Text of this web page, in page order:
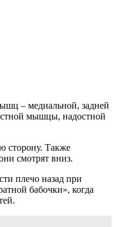
– медиальной, задней
мышцы, надостной
сторону. Также
смотрят вниз.
плечо назад при
бабочки», когда